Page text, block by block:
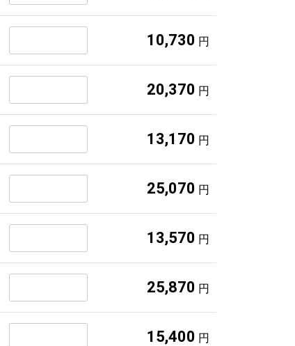
10,730 円
20,370 円
13,170 円
25,070 円
13,570 円
25,870 円
15,400 円